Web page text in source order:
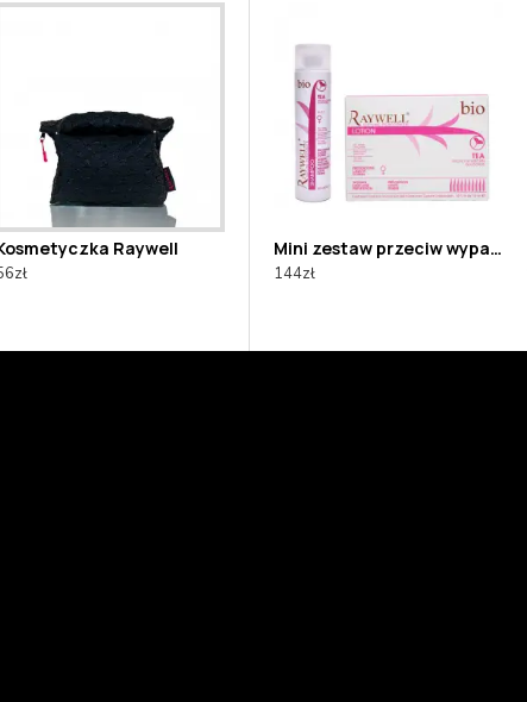
Raywell
107zł
Mini zestaw przeciw wypadaniu włosów BIO RAYWELL
144zł